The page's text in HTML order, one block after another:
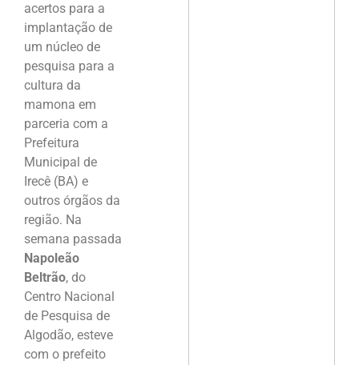
acertos para a
implantação de
um núcleo de
pesquisa para a
cultura da
mamona em
parceria com a
Prefeitura
Municipal de
Irecê (BA) e
outros órgãos da
região. Na
semana passada
Napoleão
Beltrão, do
Centro Nacional
de Pesquisa de
Algodão, esteve
com o prefeito